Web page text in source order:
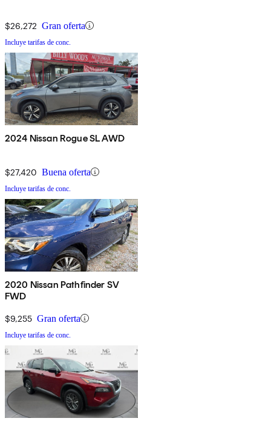
$26,272 Gran oferta
Incluye tarifas de conc.
2024 Nissan Rogue SL AWD
$27,420 Buena oferta
Incluye tarifas de conc.
2020 Nissan Pathfinder SV
FWD
$9,255 Gran oferta
Incluye tarifas de conc.